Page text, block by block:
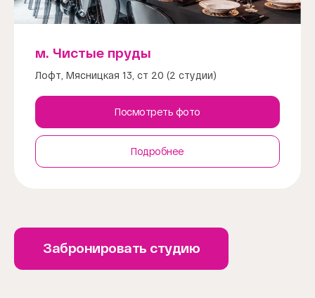
м. Чистые пруды
Лофт, Мясницкая 13, ст 20 (2 студии)
Посмотреть фото
Подробнее
Забронировать студию